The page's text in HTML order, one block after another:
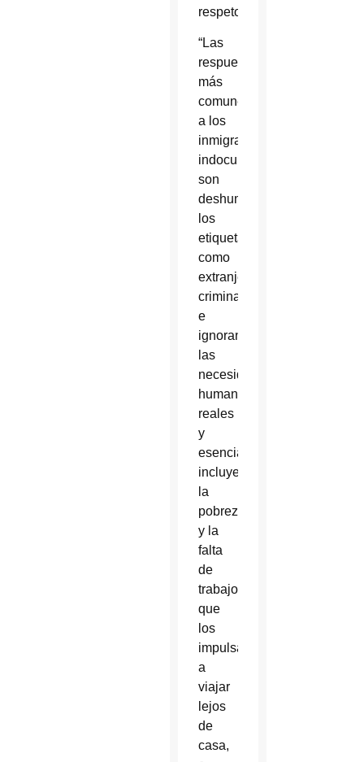
respeto”.
“Las
respuestas
más
comunes
a los
inmigrantes
indocumentados
son
deshumanizadoras:
los
etiquetan
como
extranjeros
criminales
e
ignoran
las
necesidades
humanas
reales
y
esenciales,
incluyendo
la
pobreza
y la
falta
de
trabajo,
que
los
impulsaron
a
viajar
lejos
de
casa,